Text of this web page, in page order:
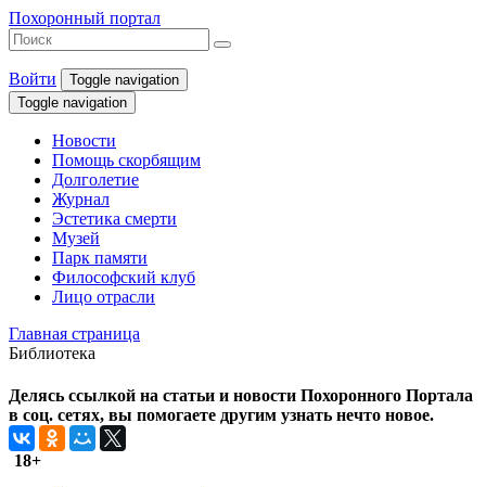
Похоронный портал
Войти
Toggle navigation
Toggle navigation
Новости
Помощь скорбящим
Долголетие
Журнал
Эстетика смерти
Музей
Парк памяти
Философский клуб
Лицо отрасли
Главная страница
Библиотека
Делясь ссылкой на статьи и новости Похоронного Портала
в соц. сетях, вы помогаете другим узнать нечто новое.
18+